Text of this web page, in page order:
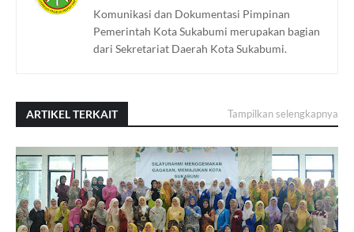
Komunikasi dan Dokumentasi Pimpinan
Pemerintah Kota Sukabumi merupakan bagian
dari Sekretariat Daerah Kota Sukabumi.
ARTIKEL TERKAIT Tampilkan selengkapnya